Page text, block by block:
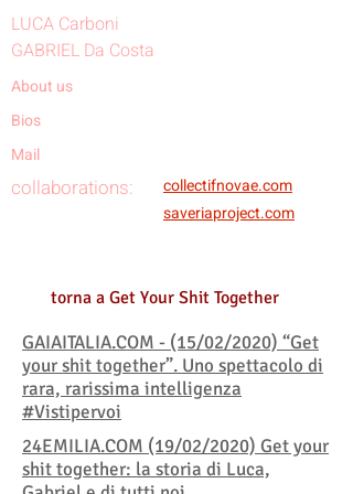
LUCA Carboni
GABRIEL Da Costa
About us
Bios
Mail
collaborations:
collectifnovae.com
saveriaproject.com
torna a Get Your Shit Together
GAIAITALIA.COM - (15/02/2020) “Get
your shit together”. Uno spettacolo di
rara, rarissima intelligenza
#Vistipervoi
24EMILIA.COM (19/02/2020) Get your
shit together: la storia di Luca,